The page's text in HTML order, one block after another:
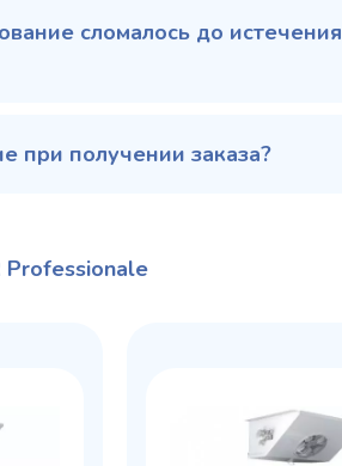
сломалось до истечения
при получении заказа?
Professionale